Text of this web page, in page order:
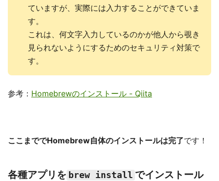
ていますが、実際には入力することができていま
す。
これは、何文字入力しているのかが他人から覗き
見られないようにするためのセキュリティ対策で
す。
参考： Homebrewのインストール - Qiita
ここまででHomebrew自体のインストールは完了です！
各種アプリを brew install でインストール